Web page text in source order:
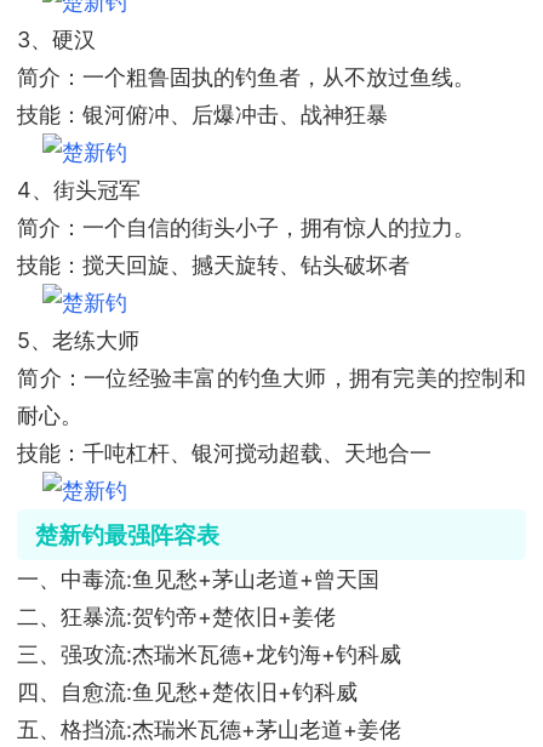
3、硬汉
简介：一个粗鲁固执的钓鱼者，从不放过鱼线。
技能：银河俯冲、后爆冲击、战神狂暴
4、街头冠军
简介：一个自信的街头小子，拥有惊人的拉力。
技能：搅天回旋、撼天旋转、钻头破坏者
5、老练大师
简介：一位经验丰富的钓鱼大师，拥有完美的控制和
耐心。
技能：千吨杠杆、银河搅动超载、天地合一
楚新钓最强阵容表
一、中毒流:鱼见愁+茅山老道+曾天国
二、狂暴流:贺钓帝+楚依旧+姜佬
三、强攻流:杰瑞米瓦德+龙钓海+钓科威
四、自愈流:鱼见愁+楚依旧+钓科威
五、格挡流:杰瑞米瓦德+茅山老道+姜佬